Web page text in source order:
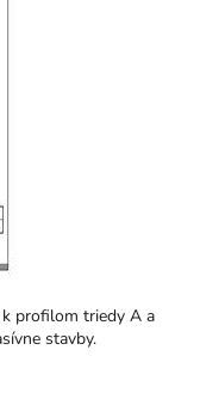
profilom triedy A a
stavby.